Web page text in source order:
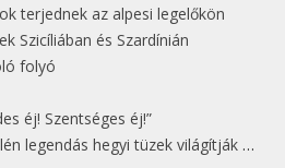
terjednek az alpesi legelőkön
Szicíliában és Szardínián
folyó
éj! Szentséges éj!”
hegyi tüzek világítják meg Zugspitzét